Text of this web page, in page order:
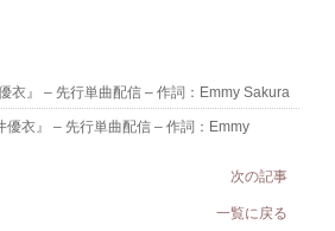
衣』 – 先行単曲配信 – 作詞：Emmy Sakura
優衣』 – 先行単曲配信 – 作詞：Emmy
次の記事
一覧に戻る